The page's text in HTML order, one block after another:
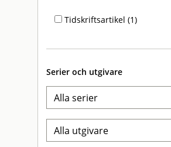
Tidskriftsartikel (1)
Serier och utgivare